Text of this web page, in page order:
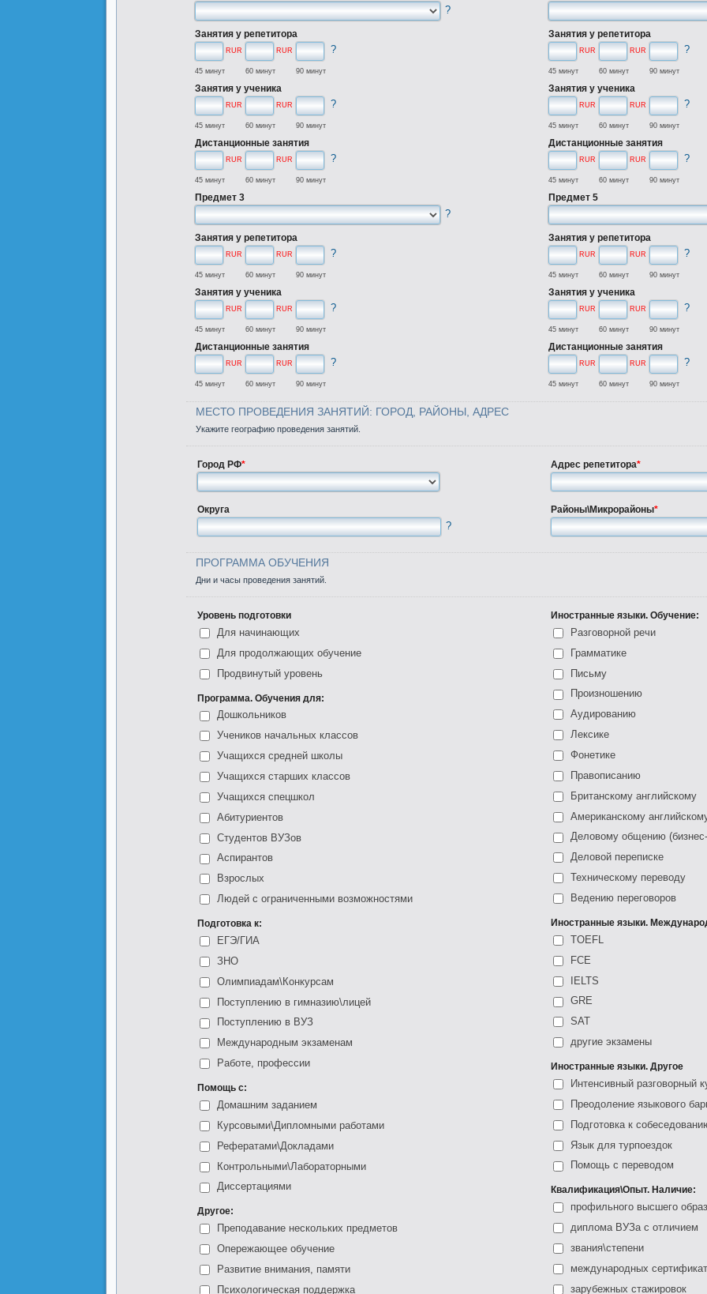
?
Занятия у репетитора
RUR
45 минут
RUR
60 минут 90 минут
?
Занятия у репетитора
RUR
45 минут
RUR
60 минут 90 минут
?
Занятия у ученика
RUR
45 минут
RUR
60 минут 90 минут
?
Занятия у ученика
RUR
45 минут
RUR
60 минут 90 минут
?
Дистанционные занятия
RUR
45 минут
RUR
60 минут 90 минут
?
Дистанционные занятия
RUR
45 минут
RUR
60 минут 90 минут
?
Предмет 3
?
Предмет 5
Занятия у репетитора
RUR
45 минут
RUR
60 минут 90 минут
?
Занятия у репетитора
RUR
45 минут
RUR
60 минут 90 минут
?
Занятия у ученика
RUR
45 минут
RUR
60 минут 90 минут
?
Занятия у ученика
RUR
45 минут
RUR
60 минут 90 минут
?
Дистанционные занятия
RUR
45 минут
RUR
60 минут 90 минут
?
Дистанционные занятия
RUR
45 минут
RUR
60 минут 90 минут
?
МЕСТО ПРОВЕДЕНИЯ ЗАНЯТИЙ: ГОРОД, РАЙОНЫ, АДРЕС
Укажите географию проведения занятий.
Город РФ* Адрес репетитора*
Округа
?
Районы\Микрорайоны*
ПРОГРАММА ОБУЧЕНИЯ
Дни и часы проведения занятий.
Уровень подготовки
Для начинающих
Для продолжающих обучение
Продвинутый уровень
Программа. Обучения для:
Дошкольников
Учеников начальных классов
Учащихся средней школы
Учащихся старших классов
Учащихся спецшкол
Абитуриентов
Студентов ВУЗов
Аспирантов
Взрослых
Людей с ограниченными возможностями
Подготовка к:
ЕГЭ/ГИА
ЗНО
Олимпиадам\Конкурсам
Поступлению в гимназию\лицей
Поступлению в ВУЗ
Международным экзаменам
Работе, профессии
Помощь с:
Домашним заданием
Курсовыми\Дипломными работами
Рефератами\Докладами
Контрольными\Лабораторными
Диссертациями
Другое:
Преподавание нескольких предметов
Опережающее обучение
Развитие внимания, памяти
Психологическая поддержка
Иностранные языки. Обучение:
Разговорной речи
Грамматике
Письму
Произношению
Аудированию
Лексике
Фонетике
Правописанию
Британскому английскому
Американскому
Деловому общению
Деловой переписке
Техническому переводу
Ведению переговоров
Иностранные языки.
TOEFL
FCE
IELTS
GRE
SAT
другие экзамены
Иностранные языки. Другое
Интенсивный разговорный
Преодоление языкового
Подготовка к
Язык для турпоездок
Помощь с переводом
Квалификация\Опыт. Наличие:
профильного высшего
диплома ВУЗа с отличием
звания\степени
международных
зарубежных стажировок